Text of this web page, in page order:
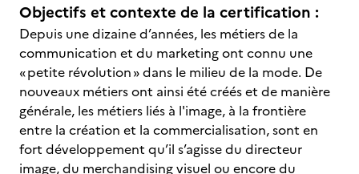
Objectifs et contexte de la certification :
Depuis une dizaine d’années, les métiers de la
communication et du marketing ont connu une
« petite révolution » dans le milieu de la mode. De
nouveaux métiers ont ainsi été créés et de manière
générale, les métiers liés à l'image, à la frontière
entre la création et la commercialisation, sont en
fort développement qu’il s’agisse du directeur
image, du merchandising visuel ou encore du